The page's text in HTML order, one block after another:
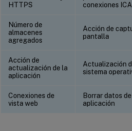
HTTPS
conexiones ICA
Número de
almacenes
agregados
Acción de
pantalla
Acción de
actualización de la
aplicación
Actualización
sistema
Conexiones de
vista web
Borrar datos
aplicación